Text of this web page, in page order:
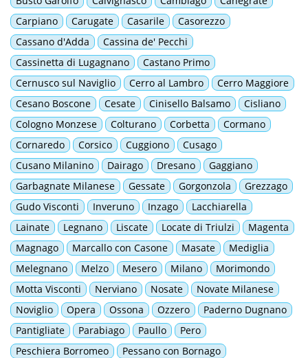
Carpiano
Carugate Casarile
Casorezzo
Cassano d'Adda
Cassina de' Pecchi
Cassinetta di Lugagnano
Castano Primo
Cernusco sul Naviglio
Cerro al Lambro
Cerro Maggiore
Cesano Boscone
Cesate Cinisello Balsamo
Cisliano
Cologno Monzese
Colturano Corbetta
Cormano
Cornaredo
Corsico Cuggiono
Cusago
Cusano Milanino
Dairago Dresano
Gaggiano
Garbagnate Milanese
Gessate Gorgonzola
Grezzago
Gudo Visconti
Inveruno Inzago
Lacchiarella
Lainate
Legnano Liscate Locate di Triulzi
Magenta
Magnago
Marcallo con Casone Masate
Mediglia
Melegnano
Melzo Mesero Milano
Morimondo
Motta Visconti
Nerviano Nosate
Novate Milanese
Noviglio
Opera Ossona Ozzero
Paderno Dugnano
Pantigliate
Parabiago Paullo
Pero
Peschiera Borromeo
Pessano con Bornago